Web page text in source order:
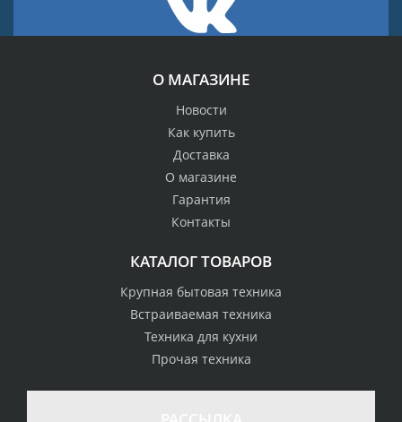
О МАГАЗИНЕ
Новости
Как купить
Доставка
О магазине
Гарантия
Контакты
КАТАЛОГ ТОВАРОВ
Крупная бытовая техника
Встраиваемая техника
Техника для кухни
Прочая техника